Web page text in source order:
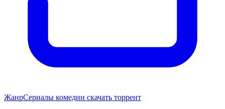
ЖанрСериалы комедии скачать торрент